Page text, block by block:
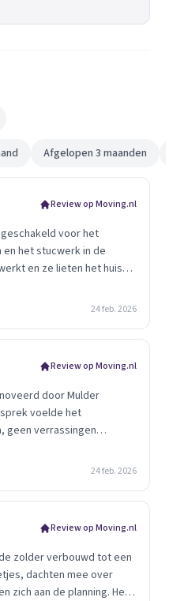
Afgelopen 3 maanden
Review op Moving.nl
voor het
en het stucwerk in de
en ze lieten het huis
en gewoon goed
24 feb. 2026
Review op Moving.nl
door Mulder
voelde het
geen verrassingen
er elke dag blij mee.
24 feb. 2026
Review op Moving.nl
zolder verbouwd tot een
dachten mee over
zich aan de planning. Het